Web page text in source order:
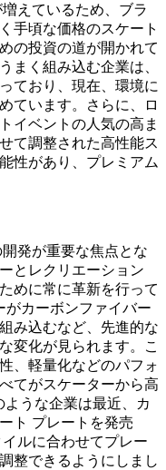
えているため、ブラ
手頃な価格のスケート
の投資の道が開かれて
まく組み込む企業は、
ており、現在、環境に
ています。さらに、ロ
イベントの人気の高ま
て調整された高性能ス
性があり、プレミアム
発が重要な焦点とな
とレクリエーション
めに常に革新を行って
がカーボンファイバー
み込むなど、先進的な
変化が見られます。こ
、軽量化などのパフォ
てがスケーターから高
ような企業は最近、カ
ト プレートを発売
ルに合わせてプレー
整できるようにしまし